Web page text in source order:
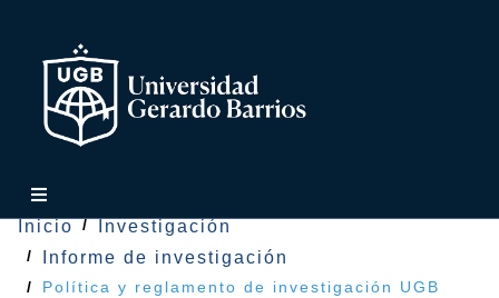
Inicio
Investigación
Informe de investigación
Política y reglamento de investigación UGB